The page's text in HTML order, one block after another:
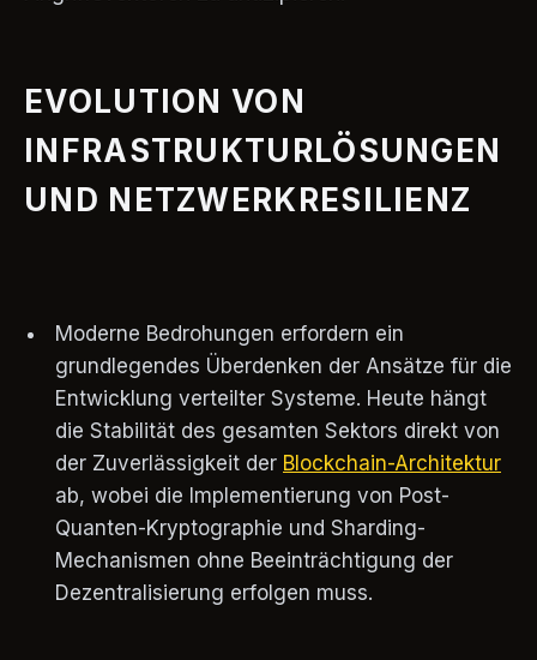
EVOLUTION VON
INFRASTRUKTURLÖSUNGEN
UND NETZWERKRESILIENZ
Moderne Bedrohungen erfordern ein
grundlegendes Überdenken der Ansätze für die
Entwicklung verteilter Systeme. Heute hängt
die Stabilität des gesamten Sektors direkt von
der Zuverlässigkeit der Blockchain-Architektur
ab, wobei die Implementierung von Post-
Quanten-Kryptographie und Sharding-
Mechanismen ohne Beeinträchtigung der
Dezentralisierung erfolgen muss.